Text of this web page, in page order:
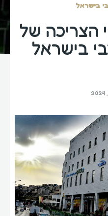
בישראל
הצריכה של
בישראל